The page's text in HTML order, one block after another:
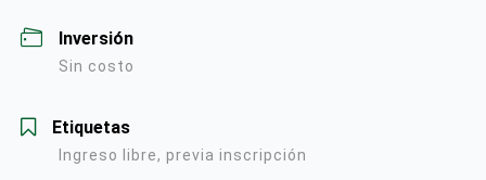
Inversión
Sin costo
Etiquetas
Ingreso libre, previa inscripción